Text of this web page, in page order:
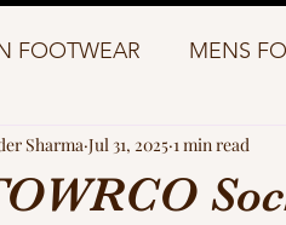
FOOTWEAR MENS
Sharma Jul 31, 2025 1 min read